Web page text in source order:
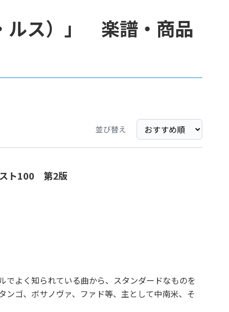
ルス）」 楽譜・商品
並び替え
ト100 第2版
でよく知られている曲から、スタンダードなものを
ンゴ、ボサノヴァ、ファド等、主として中南米、そ